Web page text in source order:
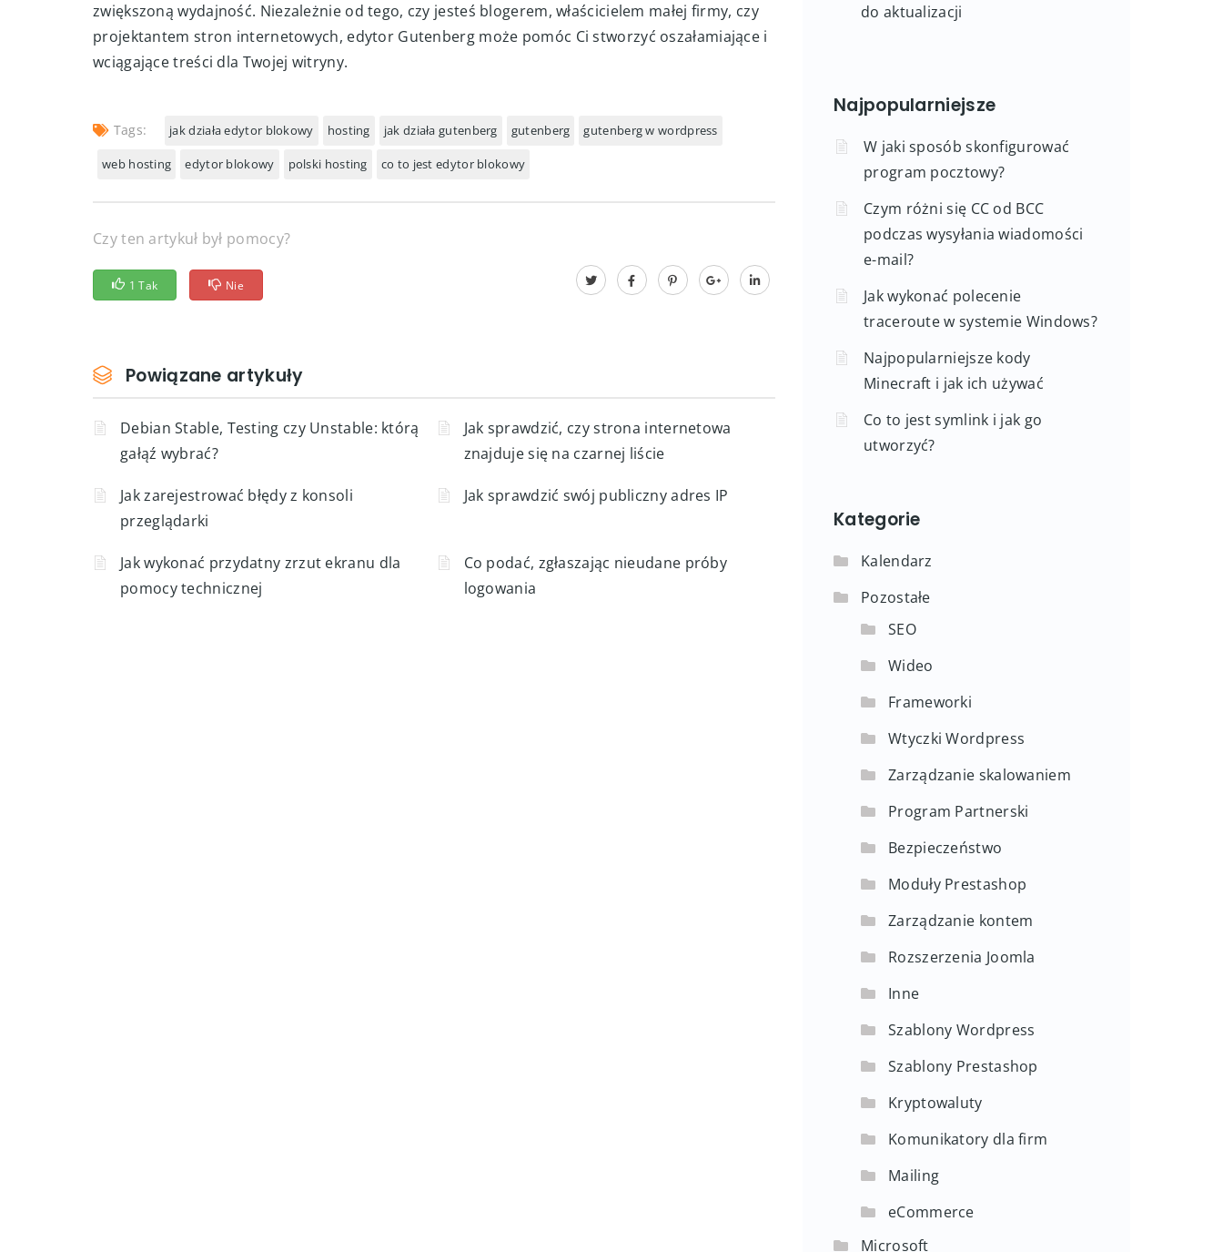
zwiększoną wydajność. Niezależnie od tego, czy jesteś blogerem, właścicielem małej firmy, czy
projektantem stron internetowych, edytor Gutenberg może pomóc Ci stworzyć oszałamiające i
wciągające treści dla Twojej witryny.
Tags: jak działa edytor blokowy hosting jak działa gutenberg gutenberg gutenberg w wordpress
web hosting edytor blokowy polski hosting co to jest edytor blokowy
Czy ten artykuł był pomocy?
1 Tak Nie
Powiązane artykuły
Debian Stable, Testing czy Unstable: którą
gałąź wybrać?
Jak sprawdzić, czy strona internetowa
znajduje się na czarnej liście
Jak zarejestrować błędy z konsoli
przeglądarki
Jak sprawdzić swój publiczny adres IP
Jak wykonać przydatny zrzut ekranu dla
pomocy technicznej
Co podać, zgłaszając nieudane próby
logowania
do aktualizacji
Najpopularniejsze
W jaki sposób skonfigurować
program pocztowy?
Czym różni się CC od BCC
podczas wysyłania wiadomości
e-mail?
Jak wykonać polecenie
traceroute w systemie Windows?
Najpopularniejsze kody
Minecraft i jak ich używać
Co to jest symlink i jak go
utworzyć?
Kategorie
Kalendarz
Pozostałe
SEO
Wideo
Frameworki
Wtyczki Wordpress
Zarządzanie skalowaniem
Program Partnerski
Bezpieczeństwo
Moduły Prestashop
Zarządzanie kontem
Rozszerzenia Joomla
Inne
Szablony Wordpress
Szablony Prestashop
Kryptowaluty
Komunikatory dla firm
Mailing
eCommerce
Microsoft